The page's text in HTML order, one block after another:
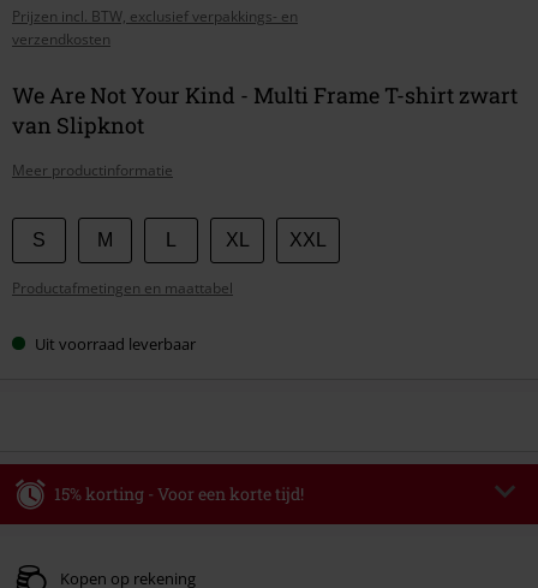
Prijzen incl. BTW, exclusief verpakkings- en
verzendkosten
We Are Not Your Kind - Multi Frame T-shirt zwart
van Slipknot
Meer productinformatie
Kies
je
maat
S M XL XXL
Productafmetingen en maattabel
Uit voorraad leverbaar
15% korting - Voor een korte tijd!
Geldig t/m 09-08-2026
Kopen op rekening